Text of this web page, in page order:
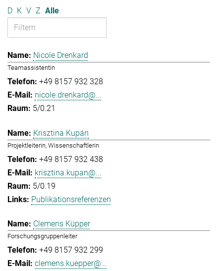
D K V Z Alle
Nicole Drenkard
Teamassistentin
+49 8157 932 328
nicole.drenkard@...
5/0.21
Krisztina Kupán
Projektleiterin, Wissenschaftlerin
+49 8157 932 438
krisztina.kupan@...
5/0.19
Publikationsreferenzen
Clemens Küpper
Forschungsgruppenleiter
+49 8157 932 299
clemens.kuepper@...